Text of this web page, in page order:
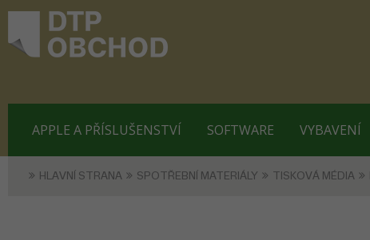
APPLE A PŘÍSLUŠENSTVÍ SOFTWARE VYBAVENÍ
HLAVNÍ STRANA SPOTŘEBNÍ MATERIÁLY TISKOVÁ MÉDIA